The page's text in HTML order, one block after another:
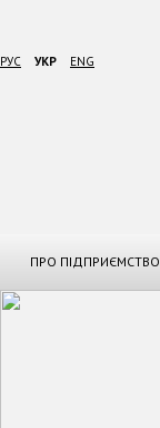
РУС УКР ENG
ПРО ПІДПРИЄМСТВО